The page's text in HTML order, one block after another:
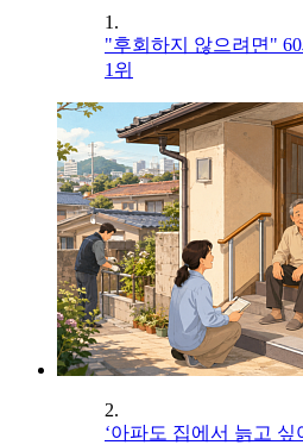
1.
"후회하지 않으려면"
1위
2.
‘아파도 집에서 늙고